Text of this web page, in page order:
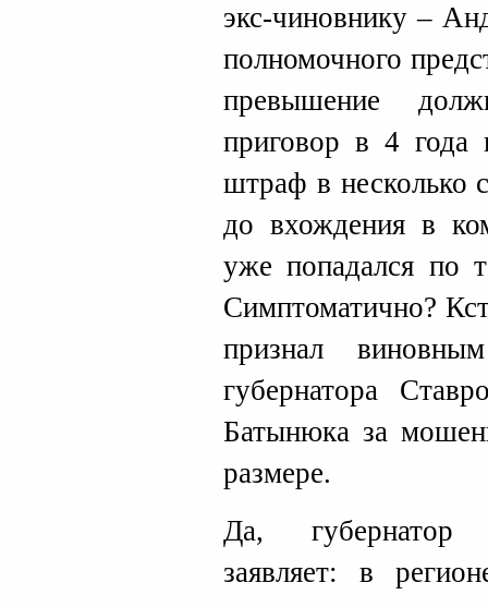
экс-чиновнику –
полномочного
превышение
приговор в 4
штраф в несколько
до вхождения в
уже попадался по
Симптоматично?
признал
губернатора
Батынюка за
размере.
Да, губернатор
заявляет: в